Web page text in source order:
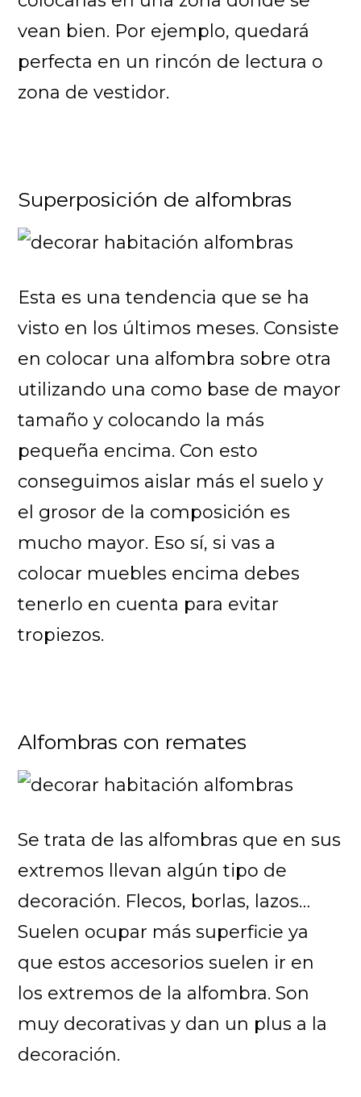
vean bien. Por ejemplo, quedará
perfecta en un rincón de lectura o
zona de vestidor.
Superposición de alfombras
Esta es una tendencia que se ha
visto en los últimos meses. Consiste
en colocar una alfombra sobre otra
utilizando una como base de mayor
tamaño y colocando la más
pequeña encima. Con esto
conseguimos aislar más el suelo y
el grosor de la composición es
mucho mayor. Eso sí, si vas a
colocar muebles encima debes
tenerlo en cuenta para evitar
tropiezos.
Alfombras con remates
Se trata de las alfombras que en sus
extremos llevan algún tipo de
decoración. Flecos, borlas, lazos…
Suelen ocupar más superficie ya
que estos accesorios suelen ir en
los extremos de la alfombra. Son
muy decorativas y dan un plus a la
decoración.